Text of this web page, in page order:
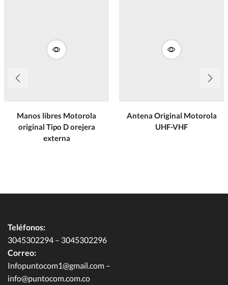
Manos libres Motorola
original Tipo D orejera
externa
Antena Original Motorola
UHF-VHF
Teléfonos:
3045302294 – 3045302296
Correo:
Infopuntocom1@gmail.com –
info@puntocom.com.co